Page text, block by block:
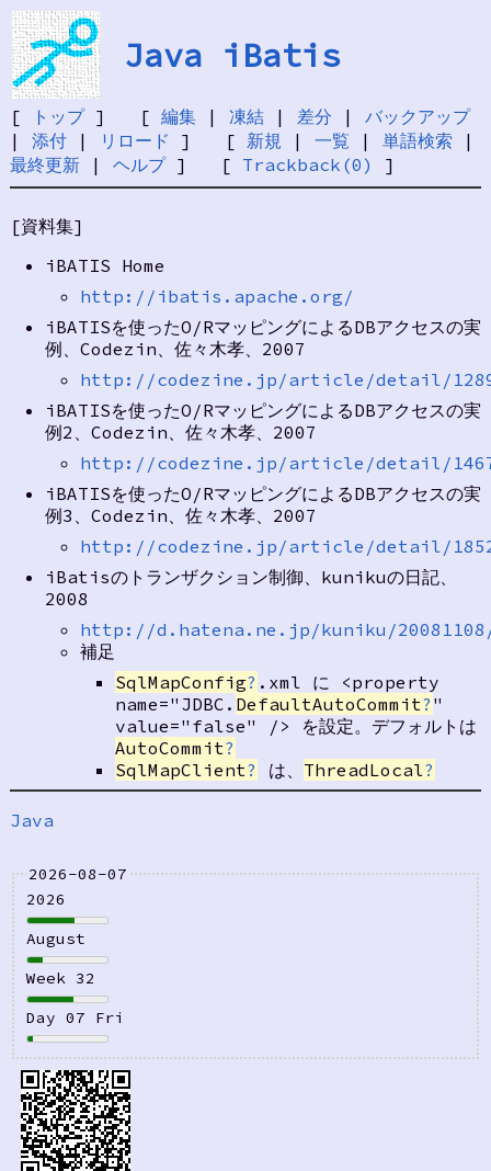
Java iBatis
[ トップ] [ 編集| 凍結| 差分 | バックアップ
| 添付| リロード ] [ 新規 | 一覧 | 単語検索 |
最終更新| ヘルプ] [ Trackback(0) ]
2026-08-07
2026
August
Week 32
Day 07 Fri
[資料集]
iBATIS Home
http://ibatis.apache.org/
iBATISを使ったO/RマッピングによるDBアクセスの実
例、Codezin、佐々木孝、2007
http://codezine.jp/article/detail/
iBATISを使ったO/RマッピングによるDBアクセスの実
例2、Codezin、佐々木孝、2007
http://codezine.jp/article/detail/
iBATISを使ったO/RマッピングによるDBアクセスの実
例3、Codezin、佐々木孝、2007
http://codezine.jp/article/detail/
iBatisのトランザクション制御、kunikuの日記、
2008
http://d.hatena.ne.jp/kuniku/20081108/
補足
SqlMapConfig? .xml に <property
name="JDBC. DefaultAutoCommit? "
value="false" /> を設定。デフォルトは
AutoCommit?
SqlMapClient? は、 ThreadLocal?
Java